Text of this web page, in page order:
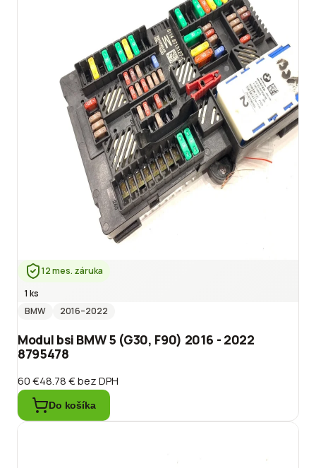
12 mes. záruka
1 ks
BMW
2016–2022
Modul bsi BMW 5 (G30, F90) 2016 - 2022
8795478
60 €48.78 €bez DPH
Do košíka